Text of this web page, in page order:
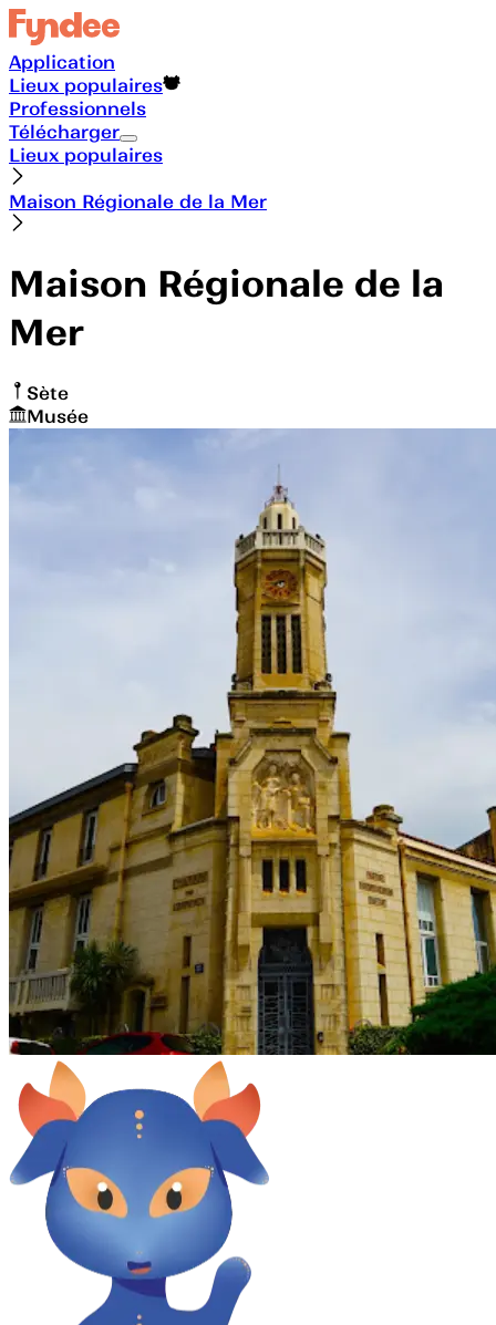
Application
Lieux populaires
Professionnels
Télécharger
Lieux populaires
Maison Régionale de la Mer
Maison Régionale de la
Mer
Sète
Musée